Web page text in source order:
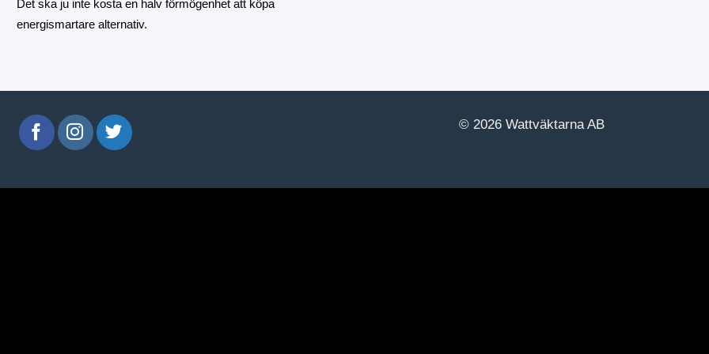
Det ska ju inte kosta en halv förmögenhet att köpa
energismartare alternativ.
© 2026 Wattväktarna AB